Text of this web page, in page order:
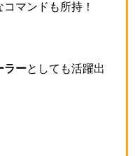
マンドも所持！
ラーとしても活躍出